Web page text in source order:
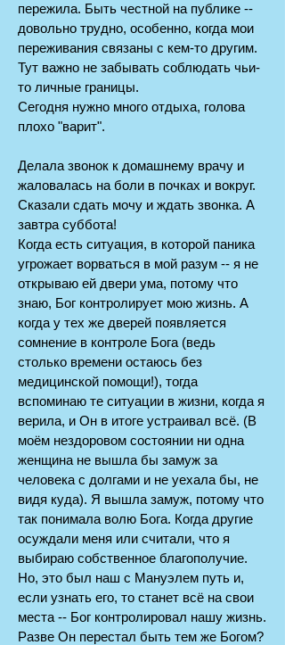
пережила. Быть честной на публике --
довольно трудно, особенно, когда мои
переживания связаны с кем-то другим.
Тут важно не забывать соблюдать чьи-
то личные границы.
Сегодня нужно много отдыха, голова
плохо "варит".
Делала звонок к домашнему врачу и
жаловалась на боли в почках и вокруг.
Сказали сдать мочу и ждать звонка. А
завтра суббота!
Когда есть ситуация, в которой паника
угрожает ворваться в мой разум -- я не
открываю ей двери ума, потому что
знаю, Бог контролирует мою жизнь. А
когда у тех же дверей появляется
сомнение в контроле Бога (ведь
столько времени остаюсь без
медицинской помощи!), тогда
вспоминаю те ситуации в жизни, когда я
верила, и Он в итоге устраивал всё. (В
моём нездоровом состоянии ни одна
женщина не вышла бы замуж за
человека с долгами и не уехала бы, не
видя куда). Я вышла замуж, потому что
так понимала волю Бога. Когда другие
осуждали меня или считали, что я
выбираю собственное благополучие.
Но, это был наш с Мануэлем путь и,
если узнать его, то станет всё на свои
места -- Бог контролировал нашу жизнь.
Разве Он перестал быть тем же Богом?